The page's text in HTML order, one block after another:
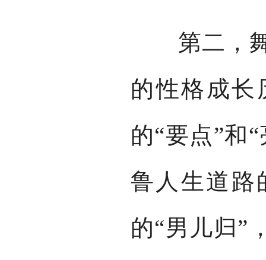
第二，舞
的性格成长
的“要点”和
鲁人生道路
的“男儿归”